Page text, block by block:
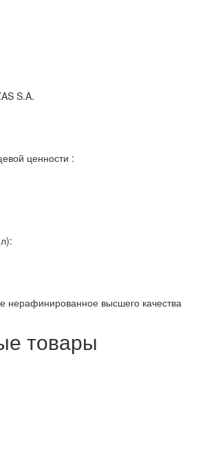
S.A.
ценности :
нерафинированное высшего качества
товары